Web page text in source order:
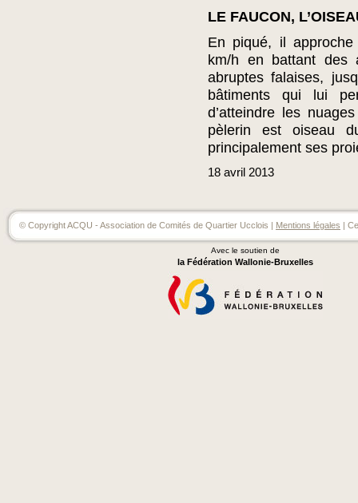
LE FAUCON,
En piqué, il
km/h en battant des
abruptes falaises,
bâtiments qui lui
d’atteindre les
pèlerin est oiseau
principalement ses
18 avril 2013
© Copyright ACQU - Association de Comités de Quartier Ucclois | Mentions légales |
Avec le soutien de
la Fédération Wallonie-Bruxelles